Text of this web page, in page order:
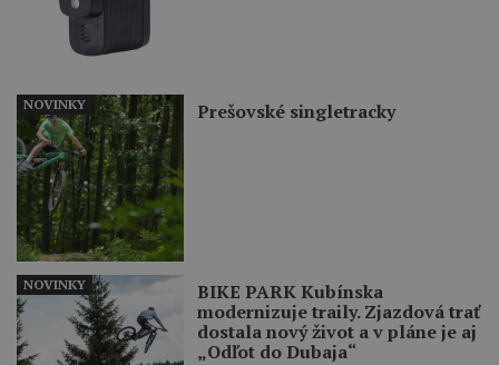
Prešovské singletracky
NOVINKY
BIKE PARK Kubínska
modernizuje traily. Zjazdová trať
dostala nový život a v pláne je aj
„Odľot do Dubaja“
NOVINKY